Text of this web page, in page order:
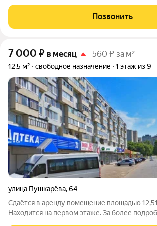
Позвонить
7 000 ₽ в месяц 560 ₽ за м²
12,5 м² свободное назначение 1 этаж из 9
улица Пушкарёва,64
Сдаётся в аренду помещение площадью
Находится на первом этаже. За более